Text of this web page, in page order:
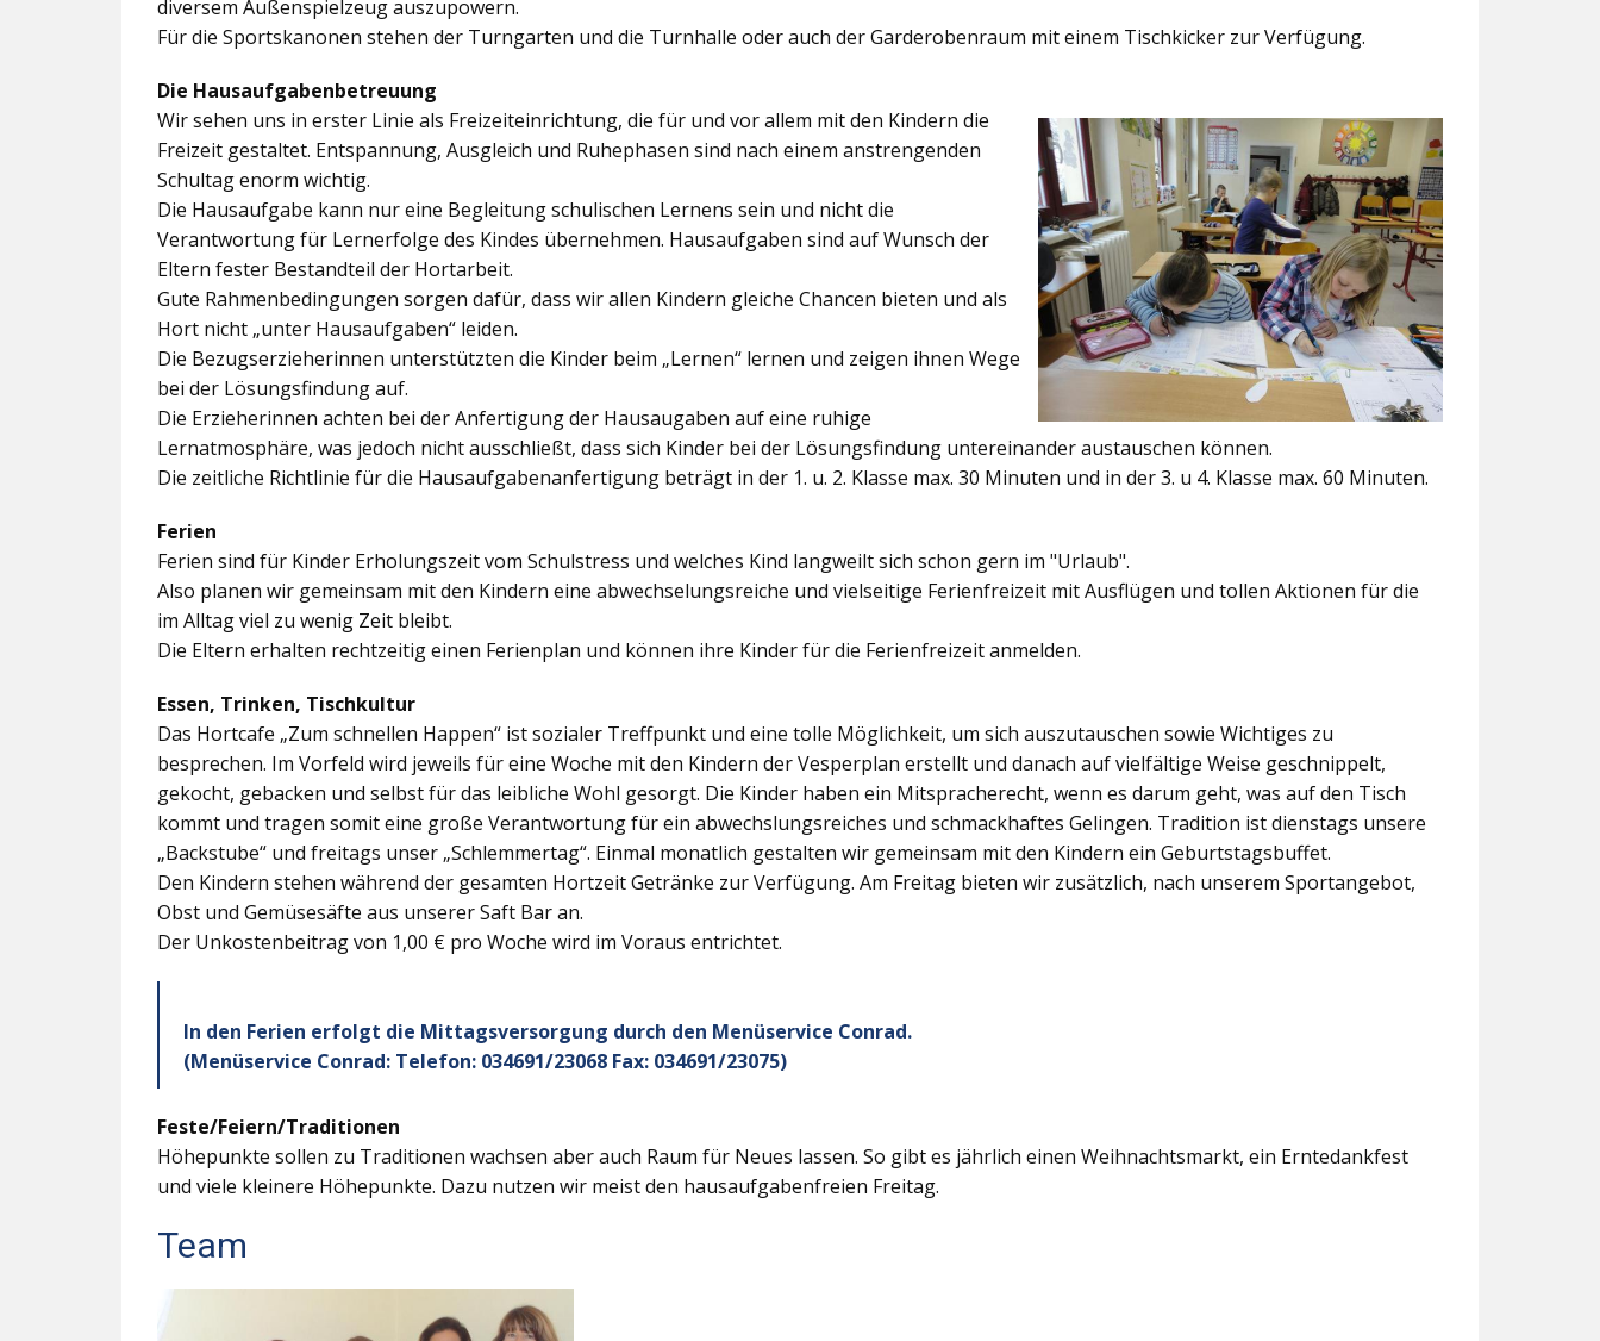
diversem Außenspielzeug auszupowern.
Für die Sportskanonen stehen der Turngarten und die Turnhalle oder auch derGarderobenraum mit einem Tischkicker zur Verfügung.
Die Hausaufgabenbetreuung
Wir sehen uns in erster Linie als Freizeiteinrichtung, die für und vor allem mit den Kindern die
Freizeit gestaltet. Entspannung, Ausgleich und Ruhephasen sind nach einem anstrengenden
Schultag enorm wichtig.
Die Hausaufgabe kann nur eine Begleitung schulischen Lernens sein und nicht die
Verantwortung für Lernerfolge des Kindes übernehmen. Hausaufgaben sind auf Wunsch der
Eltern fester Bestandteil der Hortarbeit.
Gute Rahmenbedingungen sorgen dafür, dass wir allen Kindern gleiche Chancen bieten und als
Hort nicht „unter Hausaufgaben“ leiden.
Die Bezugserzieherinnen unterstützten die Kinder beim „Lernen“ lernen und zeigen ihnen Wege
bei der Lösungsfindung auf.
Die Erzieherinnen achten bei der Anfertigung der Hausaugaben auf eine ruhige
Lernatmosphäre, was jedoch nicht ausschließt, dass sich Kinder bei der Lösungsfindung untereinander austauschen können.
Die zeitliche Richtlinie für die Hausaufgabenanfertigung beträgt in der 1. u. 2. Klasse max. 30 Minuten und in der 3. u 4. Klasse max. 60 Minuten.
Ferien
Ferien sind für Kinder Erholungszeit vom Schulstress und welches Kind langweilt sich schon gern im "Urlaub".
Also planen wir gemeinsam mit den Kindern eine abwechselungsreiche und vielseitige Ferienfreizeit mit Ausflügen und tollen Aktionen für die
im Alltag viel zu wenig Zeit bleibt.
Die Eltern erhalten rechtzeitig einen Ferienplan und können ihre Kinder für die Ferienfreizeit anmelden.
Essen, Trinken, Tischkultur
Das Hortcafe „Zum schnellen Happen“ ist sozialer Treffpunkt und eine tolle Möglichkeit, um sich auszutauschen sowie Wichtiges zu
besprechen. Im Vorfeld wird jeweils für eine Woche mit den Kindern der Vesperplan erstellt und danach auf vielfältige Weise geschnippelt,
gekocht, gebacken und selbst für das leibliche Wohl gesorgt. Die Kinder haben ein Mitspracherecht, wenn es darum geht, was auf den Tisch
kommt und tragen somit eine große Verantwortung für ein abwechslungsreiches und schmackhaftes Gelingen. Tradition ist dienstags unsere
„Backstube“ und freitags unser „Schlemmertag“. Einmal monatlich gestalten wir gemeinsam mit den Kindern ein Geburtstagsbuffet.
Den Kindern stehen während der gesamten Hortzeit Getränke zur Verfügung. Am Freitag bieten wir zusätzlich, nach unserem Sportangebot,
Obst und Gemüsesäfte aus unserer Saft Bar an.
Der Unkostenbeitrag von 1,00 € pro Woche wird im Voraus entrichtet.
In den Ferien erfolgt die Mittagsversorgung durch den Menüservice Conrad.
(Menüservice Conrad: Telefon: 034691/23068 Fax: 034691/23075)
Feste/Feiern/Traditionen
Höhepunkte sollen zu Traditionen wachsen aber auch Raum für Neues lassen. So gibt es jährlich einen Weihnachtsmarkt, ein Erntedankfest
und viele kleinere Höhepunkte. Dazu nutzen wir meist den hausaufgabenfreien Freitag.
Team